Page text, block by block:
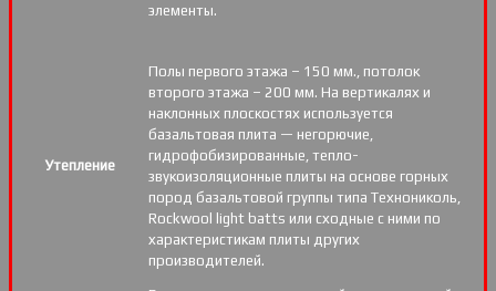
элементы.
Утепление
Полы первого этажа – 150 мм., потолок
второго этажа – 200 мм. На вертикалях и
наклонных плоскостях используется
базальтовая плита — негорючие,
гидрофобизированные, тепло-
звукоизоляционные плиты на основе горных
пород базальтовой группы типа Технониколь,
Rockwool light batts или сходные с ними по
характеристикам плиты других
производителей.